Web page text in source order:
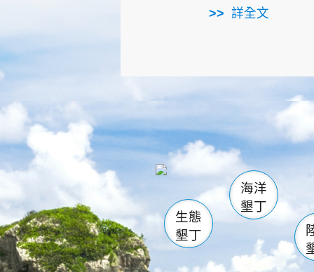
詳全文
龜山 海生館
恆春
龍鑾潭自
瓊麻館
關山
白砂
生態
墾丁
海洋
墾丁